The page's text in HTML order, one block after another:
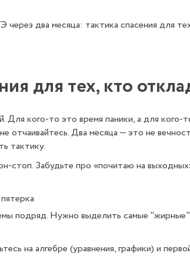
через два месяца: тактика спасения для
для тех, кто
кого-то это время паники, а для кого-
отчаивайтесь. Два месяца — это не
тактику.
Забудьте про «почитаю на
подряд. Нужно выделить самые
на алгебре (уравнения, графики) и